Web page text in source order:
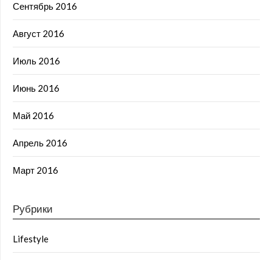
Сентябрь 2016
Август 2016
Июль 2016
Июнь 2016
Май 2016
Апрель 2016
Март 2016
Рубрики
Lifestyle